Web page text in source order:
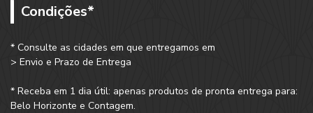
Condições*
* Consulte as cidades em que entregamos em
> Envio e Prazo de Entrega
* Receba em 1 dia útil: apenas produtos de pronta entrega para:
Belo Horizonte e Contagem.